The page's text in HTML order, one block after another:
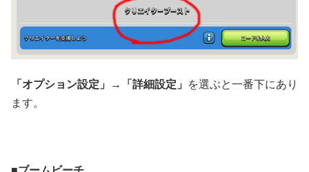
「オプション設定」→「詳細設定」
を選ぶと一番下にあり
ます。